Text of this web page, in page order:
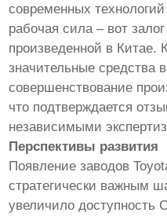
современных
рабочая сила – вот
произведенной в Китае.
значительные средства
совершенствование
что подтверждается
независимыми
Перспективы развития
Появление заводов
стратегически важным
увеличило доступность